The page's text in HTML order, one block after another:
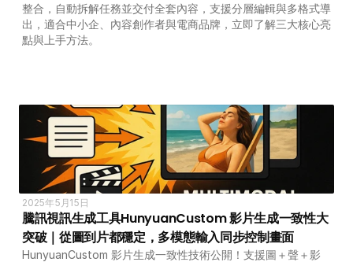
整合，自動拆解任務並交付全套內容，支援分層編輯與多格式導
出，適合中小企、內容創作者與電商品牌，立即了解三大核心亮
點與上手方法。
2025年5月15日
騰訊視訊生成工具HunyuanCustom 影片生成一致性大
突破｜從圖到片都穩定，多模態輸入同步控制畫面
HunyuanCustom 影片生成一致性技術公開！支援圖＋聲＋影